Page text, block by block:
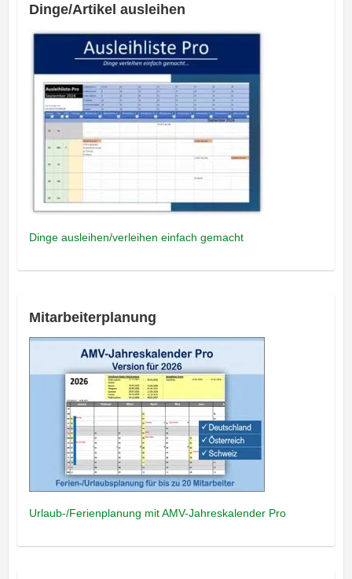
Dinge/Artikel ausleihen
Dinge ausleihen/verleihen einfach gemacht
Mitarbeiterplanung
Urlaub-/Ferienplanung mit AMV-Jahreskalender Pro